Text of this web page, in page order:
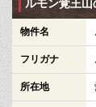
ルモン覚王
物件名
フリガナ
所在地